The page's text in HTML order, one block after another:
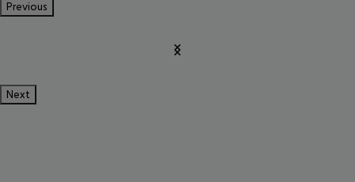
Previous
Next